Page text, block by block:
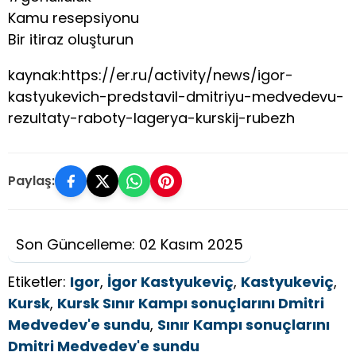
Kamu resepsiyonu
Bir itiraz oluşturun
kaynak:https://er.ru/activity/news/igor-
kastyukevich-predstavil-dmitriyu-medvedevu-
rezultaty-raboty-lagerya-kurskij-rubezh
Paylaş:
Son Güncelleme: 02 Kasım 2025
Etiketler: Igor, İgor Kastyukeviç, Kastyukeviç,
Kursk, Kursk Sınır Kampı sonuçlarını Dmitri
Medvedev'e sundu, Sınır Kampı sonuçlarını
Dmitri Medvedev'e sundu